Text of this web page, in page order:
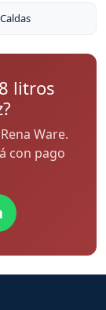
Caldas
litros
Ware.
con pago